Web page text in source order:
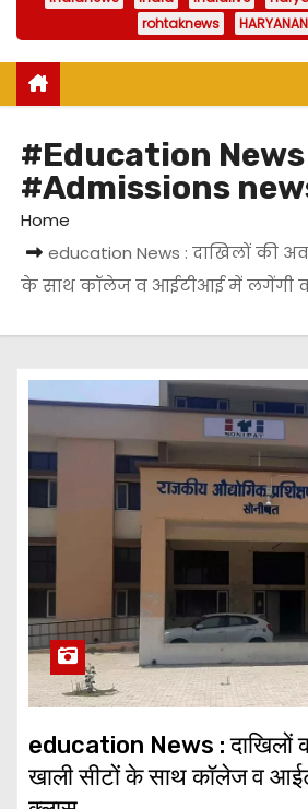
rohtaknews
#Education News
#Admissions
Home
education News : दाखिलों की
के साथ कॉलेज व आईटीआई में लगेंगी
education News : दाखिलों
खाली सीटों के साथ कॉलेज व